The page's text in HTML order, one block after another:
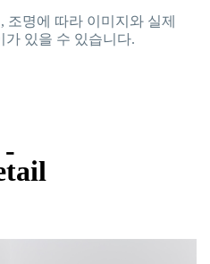
조명에 따라 이미지와 실제
가 있을 수 있습니다.
-